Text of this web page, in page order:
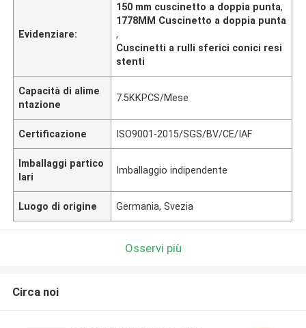
Evidenziare:
150 mm cuscinetto a doppia punta,
1778MM Cuscinetto a doppia punta
,
Cuscinetti a rulli sferici conici resi
stenti
Capacità di alime
ntazione
7.5KKPCS/Mese
Certificazione ISO9001-2015/SGS/BV/CE/IAF
Imballaggi partico
lari
Imballaggio indipendente
Luogo di origine Germania, Svezia
Osservi più
Circa noi